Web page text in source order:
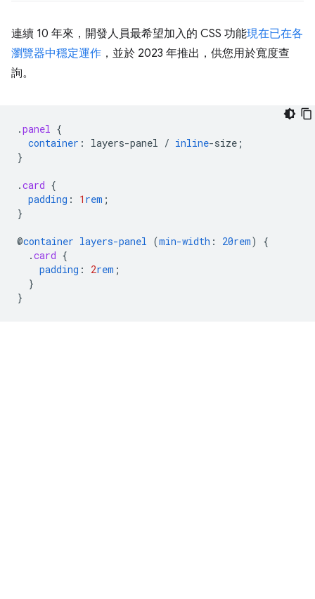
連續 10 年來，開發人員最希望加入的 CSS 功能現在已在各
瀏覽器中穩定運作 ，並於 2023 年推出，供您用於寬度查
詢。
.panel {
container : layers-panel / inline-size ;
}
.card {
padding : 1 rem ;
}
@container layers-panel (min-width : 20rem)
{
.card {
padding : 2rem ;
}
}